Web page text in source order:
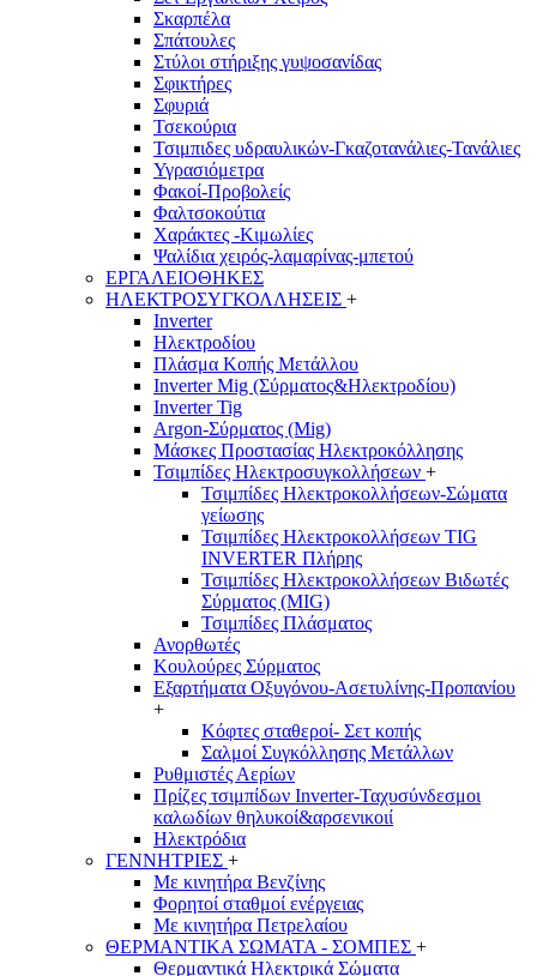
Σκαρπέλα
Σπάτουλες
Στύλοι στήριξης γυψοσανίδας
Σφικτήρες
Σφυριά
Τσεκούρια
Τσιμπιδες υδραυλικών-Γκαζοτανάλιες-Τανάλιες
Υγρασιόμετρα
Φακοί-Προβολείς
Φαλτσοκούτια
Χαράκτες -Κιμωλίες
Ψαλίδια χειρός-λαμαρίνας-μπετού
ΕΡΓΑΛΕΙΟΘΗΚΕΣ
ΗΛΕΚΤΡΟΣΥΓΚΟΛΛΗΣΕΙΣ +
Inverter
Ηλεκτροδίου
Πλάσμα Κοπής Μετάλλου
Inverter Mig (Σύρματος&Ηλεκτροδίου)
Inverter Tig
Argon-Σύρματος (Mig)
Μάσκες Προστασίας Ηλεκτροκόλλησης
Τσιμπίδες Ηλεκτροσυγκολλήσεων +
Τσιμπίδες Ηλεκτροκολλήσεων-Σώματα
γείωσης
Τσιμπίδες Ηλεκτροκολλήσεων TIG
INVERTER Πλήρης
Τσιμπίδες Ηλεκτροκολλήσεων Βιδωτές
Σύρματος (MIG)
Τσιμπίδες Πλάσματος
Ανορθωτές
Κουλούρες Σύρματος
Εξαρτήματα Οξυγόνου-Ασετυλίνης-Προπανίου
+
Κόφτες σταθεροί- Σετ κοπής
Σαλμοί Συγκόλλησης Μετάλλων
Ρυθμιστές Αερίων
Πρίζες τσιμπίδων Inverter-Ταχυσύνδεσμοι
καλωδίων θηλυκοί&αρσενικοιί
Ηλεκτρόδια
ΓΕΝΝΗΤΡΙΕΣ +
Με κινητήρα Βενζίνης
Φορητοί σταθμοί ενέργειας
Με κινητήρα Πετρελαίου
ΘΕΡΜΑΝΤΙΚΑ ΣΩΜΑΤΑ - ΣΟΜΠΕΣ +
Θερμαντικά Ηλεκτρικά Σώματα